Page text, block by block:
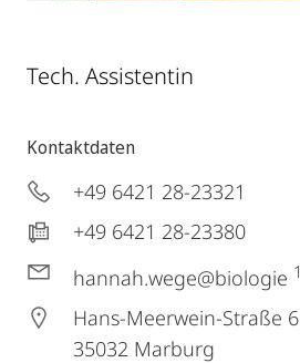
Tech. Assistentin
Kontaktdaten
+49 6421 28-23321
+49 6421 28-23380
hannah.wege@biologie 1
Hans-Meerwein-Straße 6
35032 Marburg